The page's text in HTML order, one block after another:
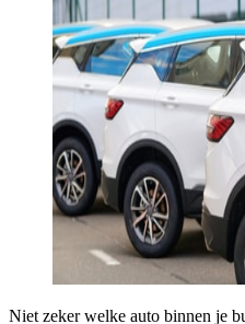
Niet zeker welke auto binnen je